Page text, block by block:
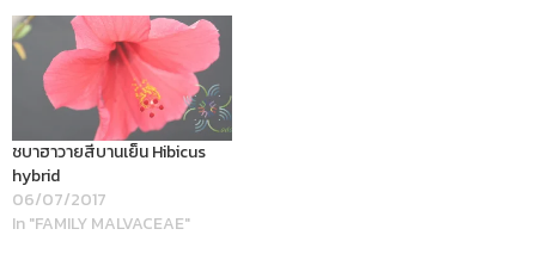
ชบาฮาวายสีบานเย็น Hibicus
hybrid
06/07/2017
In "FAMILY MALVACEAE"